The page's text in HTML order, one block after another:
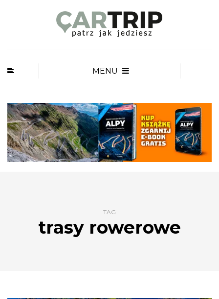
MENU
TAG
trasy rowerowe